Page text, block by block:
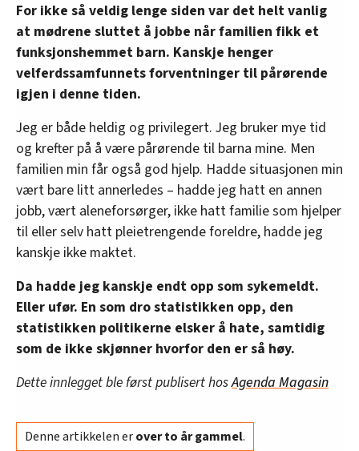
For ikke så veldig lenge siden var det helt vanlig
at mødrene sluttet å jobbe når familien fikk et
funksjonshemmet barn. Kanskje henger
velferdssamfunnets forventninger til pårørende
igjen i denne tiden.
Jeg er både heldig og privilegert. Jeg bruker mye tid
og krefter på å være pårørende til barna mine. Men
familien min får også god hjelp. Hadde situasjonen min
vært bare litt annerledes – hadde jeg hatt en annen
jobb, vært aleneforsørger, ikke hatt familie som hjelper
til eller selv hatt pleietrengende foreldre, hadde jeg
kanskje ikke maktet.
Da hadde jeg kanskje endt opp som sykemeldt.
Eller ufør. En som dro statistikken opp, den
statistikken politikerne elsker å hate, samtidig
som de ikke skjønner hvorfor den er så høy.
Dette innlegget ble først publisert hosAgenda Magasin
Denne artikkelen erover to år gammel.